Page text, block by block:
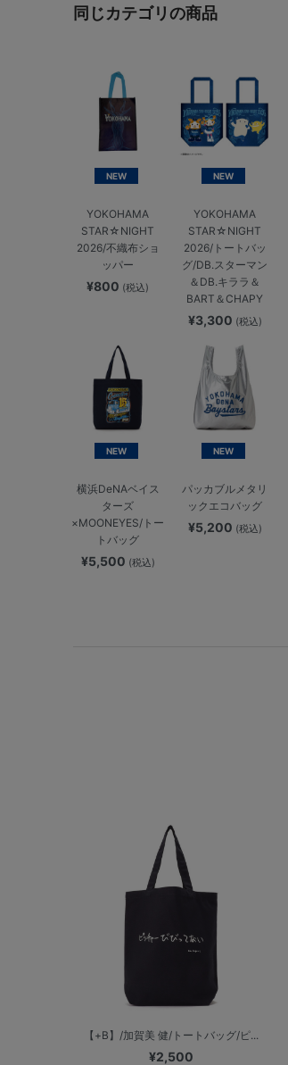
同じカテゴリの商品
NEW
YOKOHAMA
STAR☆NIGHT
2026/不織布ショ
ッパー
¥800 (税込)
NEW
YOKOHAMA
STAR☆NIGHT
2026/トートバッ
グ/DB.スターマン
＆DB.キララ＆
BART＆CHAPY
¥3,300 (税込)
NEW
横浜DeNAベイス
ターズ
×MOONEYES/トー
トバッグ
¥5,500 (税込)
NEW
パッカブルメタリ
ックエコバッグ
¥5,200 (税込)
【+B】/加賀美 健/トートバッグ/ピ...
¥2,500